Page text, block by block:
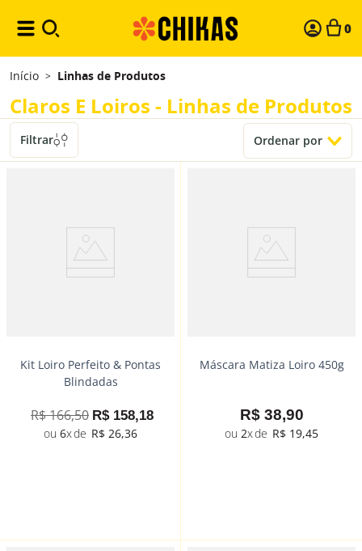
0
Início > Linhas de Produtos
Claros E Loiros - Linhas de Produtos
Filtrar Ordenar por
Kit Loiro Perfeito & Pontas
Blindadas
R$166,50 R$ 158,18
6
R$ 26,36
Máscara Matiza Loiro 450g
R$ 38,90
2 R$ 19,45